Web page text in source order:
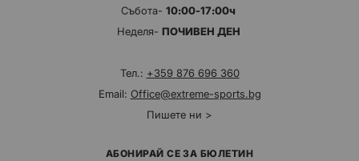
Събота- 10:00-17:00ч
Неделя- ПОЧИВЕН ДЕН
Тел.: +359 876 696 360
Email: Office@extreme-sports.bg
Пишете ни >
АБОНИРАЙ СЕ ЗА БЮЛЕТИН